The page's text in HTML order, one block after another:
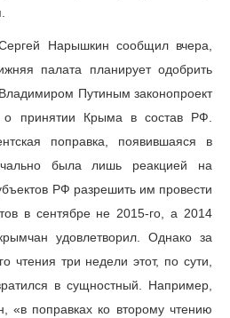
Нарышкин сообщил вчера,
палата планирует одобрить
Путиным законопроект
о принятии Крыма в состав РФ.
поправка, появившаяся в
была лишь реакцией на
РФ разрешить им провести
в сентябре не 2015-го, а 2014
удовлетворил. Однако за
чтения три недели этот, по сути,
в сущностный. Например,
«в поправках ко второму чтению